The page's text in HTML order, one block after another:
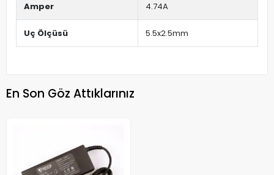
Amper 4.74A
Uç Ölçüsü 5.5x2.5mm
En Son Göz Attıklarınız